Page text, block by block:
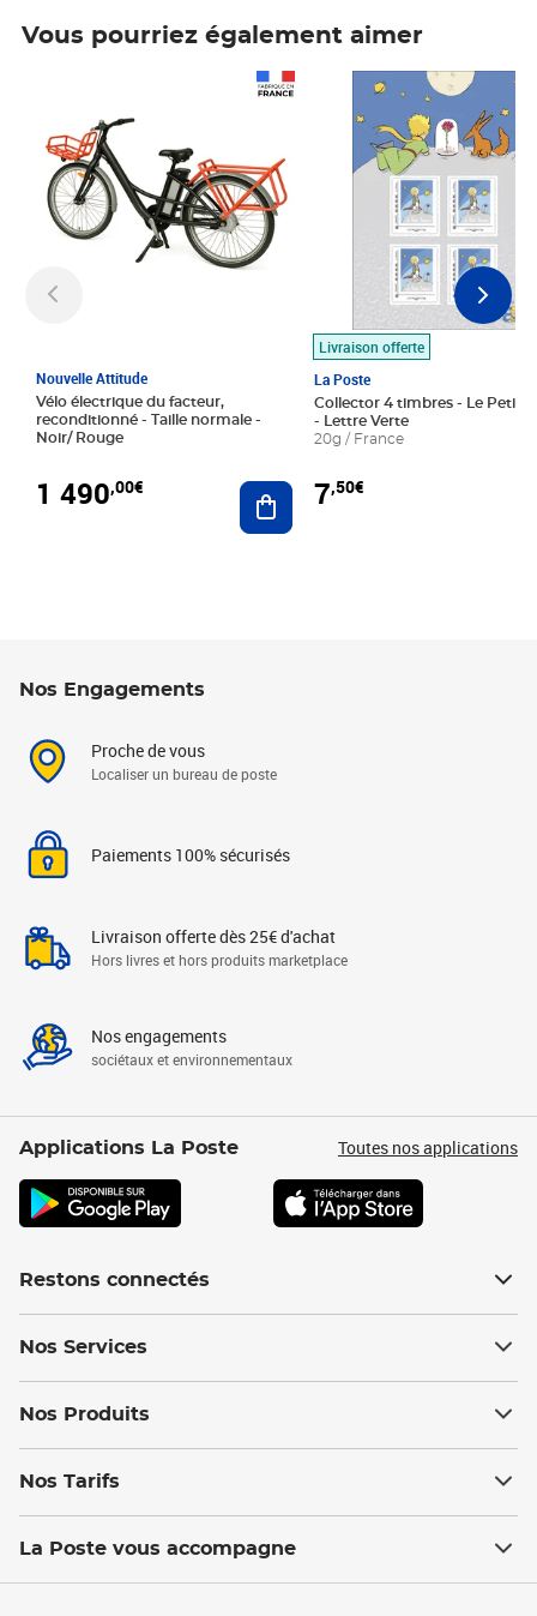
Vous pourriez également aimer
Nouvelle Attitude
Vélo électrique du facteur,
reconditionné - Taille normale -
Noir/ Rouge
1 490,00€ Ajouter au panier
Livraison offerte
La Poste
Collector 4 timbres - Le Petit
- Lettre Verte
20g / France
7,50€
Prix 7,50€
Nos Engagements
Proche de vous
Localiser un bureau de poste
Paiements 100% sécurisés
Livraison offerte dès 25€ d'achat
Hors livres et hors produits marketplace
Nos engagements
sociétaux et environnementaux
Applications La Poste Toutes nos applications
Restons connectés
Nos Services
Nos Produits
Nos Tarifs
La Poste vous accompagne